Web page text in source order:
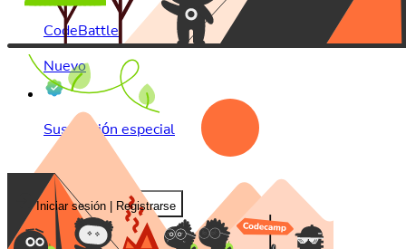
CodeBattle
Nuevo
Suscripción especial
Iniciar sesión | Registrarse